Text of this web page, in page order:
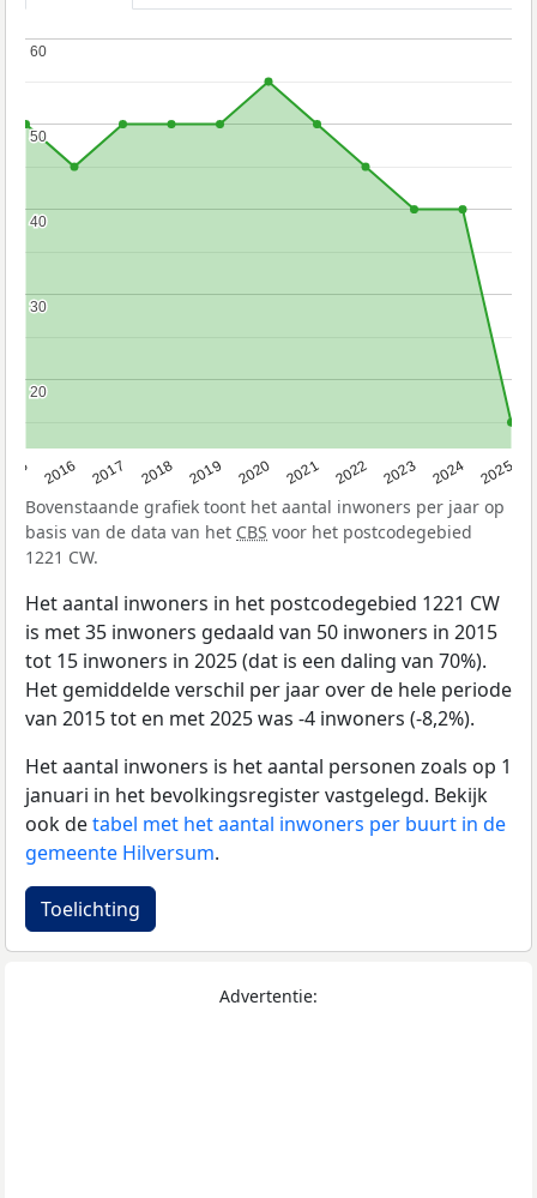
2016 2017 2018 2019 2020 2021 2022 2023 2024 2025
20
20
30
30
40
40
50
50
60
60
Bovenstaande grafiek toont het aantal inwoners per jaar op
basis van de data van het CBS voor het postcodegebied
1221 CW.
Het aantal inwoners in het postcodegebied 1221 CW
is met 35 inwoners gedaald van 50 inwoners in 2015
tot 15 inwoners in 2025 (dat is een daling van 70%).
Het gemiddelde verschil per jaar over de hele periode
van 2015 tot en met 2025 was -4 inwoners (-8,2%).
Het aantal inwoners is het aantal personen zoals op 1
januari in het bevolkingsregister vastgelegd. Bekijk
ook detabel met het aantal inwoners per buurt in de
gemeente Hilversum.
Toelichting
Advertentie: